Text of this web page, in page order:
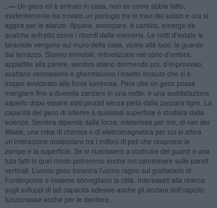
. — Un geco mi è entrato in casa, non so come abbia fatto,
evidentemente ha trovato un pertugio tra le travi del solaio e ora si
aggira per le stanze. Appare, scompare, è carsico, emerge da
qualche anfratto come i ricordi dalla memoria. Le notti d’estate le
tarantole vengono sul muro della casa, vicino alla luce: le guardo
dal terrazzo. Stanno immobili, mimetizzate nel cono d’ombra,
appiattite alla parete, sembra stiano dormendo poi, d’improvviso,
scattano velocissime e ghermiscono l’insetto incauto che si è
troppo avvicinato alla fonte luminosa. Pare che un geco possa
mangiare fino a duemila zanzare in una notte: è una soddisfazione
saperlo dopo essere stati pinzati senza pietà dalla zanzara tigre. La
capacità del geco di aderire a qualsiasi superficie è studiata dalla
scienza. Sembra dipenda dalla forza, misteriosa per me, di van der
Waals, una roba di chimica o di elettromagnetica per cui si attiva
un’interazione molecolare tra i milioni di peli che ricoprono le
zampe e la superficie. Se si riuscissero a costruire dei guanti o una
tuta fatti in quel modo potremmo anche noi camminare sulle pareti
verticali. L’uomo geco incontra l’uomo ragno sul grattacielo di
Forderponte e insieme sorvegliano la città. Interessati alla ricerca
sugli sviluppi di tali capacità adesive anche gli anziani dell’ospizio:
funzionasse anche per le dentiere...